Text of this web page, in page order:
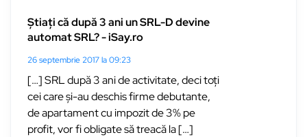
Știați că după 3 ani un SRL-D devine
automat SRL? - iSay.ro
26 septembrie 2017 la 09:23
[…] SRL după 3 ani de activitate, deci toți
cei care și-au deschis firme debutante,
de apartament cu impozit de 3% pe
profit, vor fi obligate să treacă la […]